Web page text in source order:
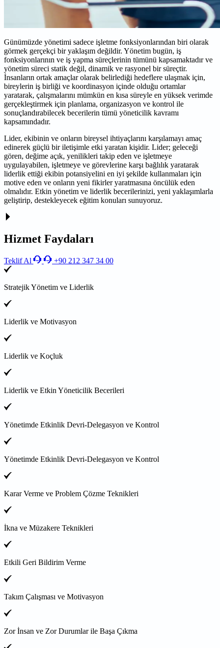
Günümüzde yönetimi sadece işletme fonksiyonlarından biri olarak
görmek gerçekçi bir yaklaşım değildir. Yönetim bugün, iş
fonksiyonlarının ve iş yapma süreçlerinin tümünü kapsamaktadır ve
yönetim süreci statik değil, dinamik ve rasyonel bir süreçtir.
İnsanların ortak amaçlar olarak belirlediği hedeflere ulaşmak için,
bireylerin iş birliği ve koordinasyon içinde olduğu ortamlar
yaratarak, çalışmalarını mümkün en kısa süreyle en yüksek verimde
gerçekleştirmek için planlama, organizasyon ve kontrol ile
sonuçlandırabilecek becerilerin tümü yöneticilik kavramı
kapsamındadır.
Lider, ekibinin ve onların bireysel ihtiyaçlarını karşılamayı amaç
edinerek güçlü bir iletişimle etki yaratan kişidir. Lider; geleceği
gören, değime açık, yenilikleri takip eden ve işletmeye
uygulayabilen, işletmeye ve görevlerine karşı bağlılık yaratarak
liderlik ettiği ekibin potansiyelini en iyi şekilde kullanmaları için
motive eden ve onların yeni fikirler yaratmasına öncülük eden
olmalıdır. Etkin yönetim ve liderlik becerilerinizi, yeni yaklaşımlarla
geliştirip, destekleyecek eğitim konuları sunuyoruz.
Hizmet Faydaları
Teklif Al +90 212 347 34 00
Stratejik Yönetim ve Liderlik
Liderlik ve Motivasyon
Liderlik ve Koçluk
Liderlik ve Etkin Yöneticilik Becerileri
Yönetimde Etkinlik Devri-Delegasyon ve Kontrol
Yönetimde Etkinlik Devri-Delegasyon ve Kontrol
Karar Verme ve Problem Çözme Teknikleri
İkna ve Müzakere Teknikleri
Etkili Geri Bildirim Verme
Takım Çalışması ve Motivasyon
Zor İnsan ve Zor Durumlar ile Başa Çıkma